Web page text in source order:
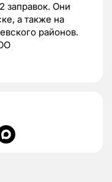
заправок. Они
а также на
районов.